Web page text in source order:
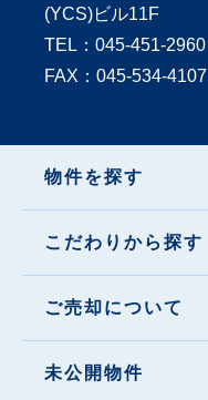
(YCS)ビル11F
TEL： 045-451-2960
FAX：045-534-4107
物件を探す
こだわりから探す
ご売却について
未公開物件